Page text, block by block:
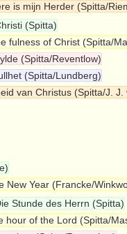
is mijn Herder (Spitta/
(Spitta)
fulness of Christ (Spitta/
(Spitta/Reventlow)
(Spitta/Lundberg)
van Christus (Spitta/J. J.
New Year (Francke/
Stunde des Herrn (Spitta)
hour of the Lord (Spitta/